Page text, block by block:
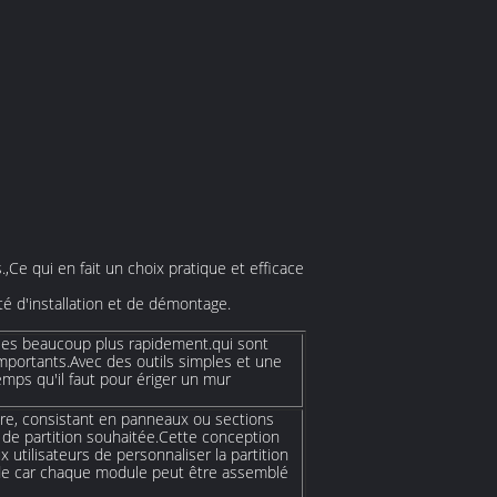
qui en fait un choix pratique et efficace
d'installation et de démontage.
beaucoup plus rapidement.qui sont
des outils simples et une
qu'il faut pour ériger un mur
consistant en panneaux ou sections
partition souhaitée.Cette conception
utilisateurs de personnaliser la partition
car chaque module peut être assemblé